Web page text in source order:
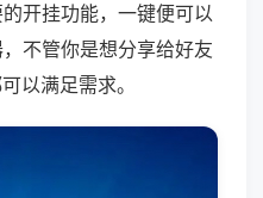
开挂功能，一键便可以
不管你是想分享给好友
以满足需求。